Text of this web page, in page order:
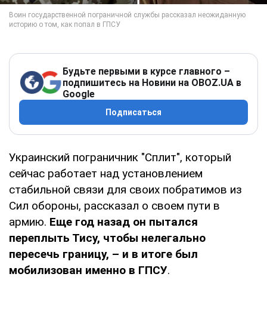
Будьте первыми в курсе главного –
подпишитесь на Новини на OBOZ.UA в
Google
Подписаться
Украинский пограничник "Сплит", который
сейчас работает над установлением
стабильной связи для своих побратимов из
Сил обороны, рассказал о своем пути в
армию. Еще год назад он пытался
переплыть Тису, чтобы нелегально
пересечь границу, – и в итоге был
мобилизован именно в ГПСУ.